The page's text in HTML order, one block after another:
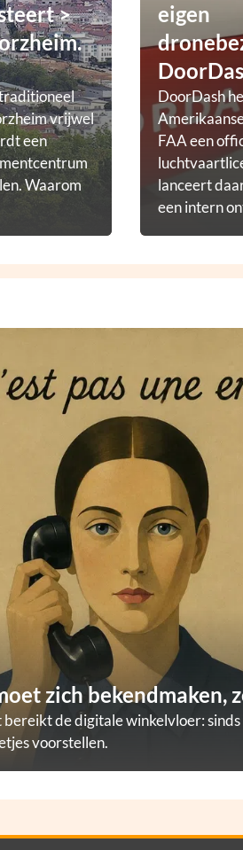
>
vrijwel
een
Waarom
eigen
DoorDash
FAA een
lanceert
een intern
zich bekendmaken,
de digitale winkelvloer: sinds
voorstellen.